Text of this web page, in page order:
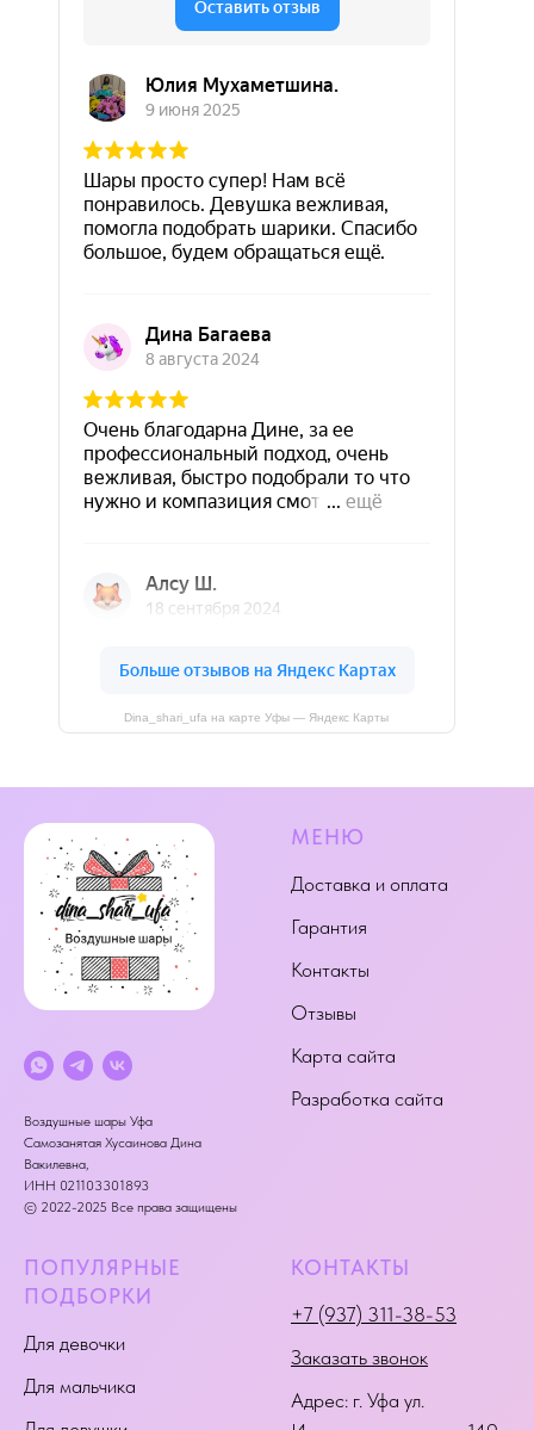
Dina_shari_ufa на карте Уфы — Яндекс Карты
Воздушные шары Уфа
Самозанятая Хусаинова Дина
Вакилевна,
ИНН 021103301893
© 2022-2025 Все права защищены
МЕНЮ
Доставка и оплата
Гарантия
Контакты
Отзывы
Карта сайта
Разработка сайта
ПОПУЛЯРНЫЕ
ПОДБОРКИ
Для девочки
Для мальчика
КОНТАКТЫ
+7 (937) 311-38-53
Заказать звонок
Адрес: г. Уфа ул.